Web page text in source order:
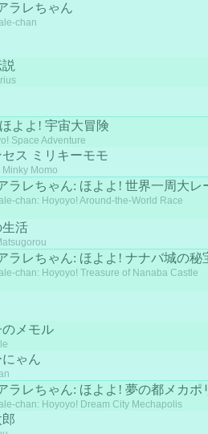
ラレちゃん
chan
よよ! 宇宙大冒険
Space Adventure
ス ミリキーモモ
Momo
ラレちゃん: ほよよ! 世界一周大レ
chan: Hoyoyo! Around-the-World Race
生活
ラレちゃん: ほよよ! ナナバ城の秘
chan: Hoyoyo! Treasure of Nanaba Castle
のメモル
ゃん
ラレちゃん: ほよよ! 夢の都メカポ
chan: Hoyoyo! Dream City Mechapolis